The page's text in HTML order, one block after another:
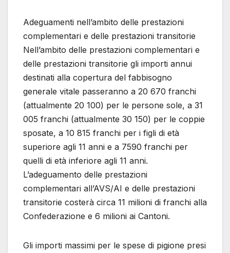
Adeguamenti nell’ambito delle prestazioni
complementari e delle prestazioni transitorie
Nell’ambito delle prestazioni complementari e
delle prestazioni transitorie gli importi annui
destinati alla copertura del fabbisogno
generale vitale passeranno a 20 670 franchi
(attualmente 20 100) per le persone sole, a 31
005 franchi (attualmente 30 150) per le coppie
sposate, a 10 815 franchi per i figli di età
superiore agli 11 anni e a 7590 franchi per
quelli di età inferiore agli 11 anni.
L’adeguamento delle prestazioni
complementari all’AVS/AI e delle prestazioni
transitorie costerà circa 11 milioni di franchi alla
Confederazione e 6 milioni ai Cantoni.
Gli importi massimi per le spese di pigione presi